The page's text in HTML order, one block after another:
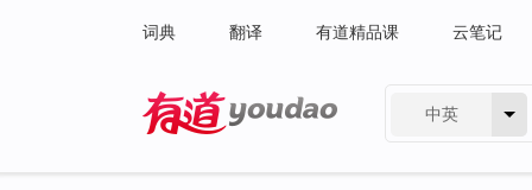
词典 翻译 有道精品课 云笔记
中英